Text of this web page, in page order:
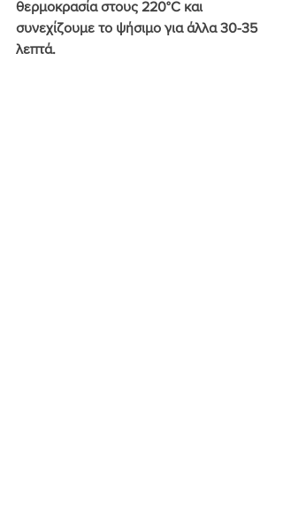
θερμοκρασία στους 220°C και
συνεχίζουμε το ψήσιμο για άλλα 30-35
λεπτά.